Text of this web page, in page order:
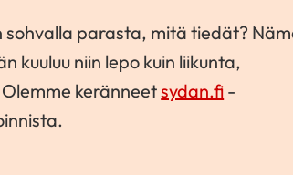
sohvalla parasta, mitä tiedät?
kuuluu niin lepo kuin liikunta,
Olemme keränneetsydan.fi -